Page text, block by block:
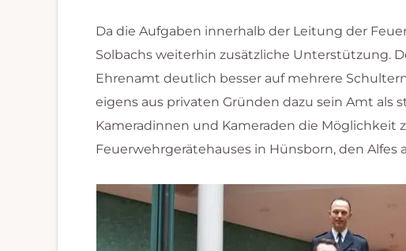
Da die Aufgaben innerhalb der Leitung der
Solbachs weiterhin zusätzliche Unterstützung.
Ehrenamt deutlich besser auf mehrere
eigens aus privaten Gründen dazu sein Amt als
Kameradinnen und Kameraden die Möglichkeit
Feuerwehrgerätehauses in Hünsborn, den